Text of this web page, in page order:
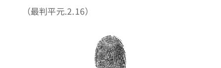
（最判平元.2.16）